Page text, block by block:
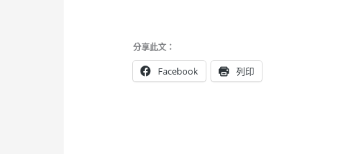
分享此文：
Facebook 列印